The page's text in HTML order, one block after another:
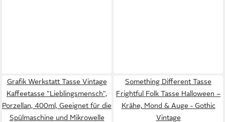
Grafik Werkstatt Tasse Vintage
Kaffeetasse "Lieblingsmensch",
Porzellan, 400ml, Geeignet für die
Spülmaschine und Mikrowelle
Something Different Tasse
Frightful Folk Tasse Halloween –
Krähe, Mond & Auge - Gothic
Vintage